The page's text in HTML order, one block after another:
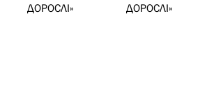
ДОРОСЛІ»
ДОРОСЛІ»